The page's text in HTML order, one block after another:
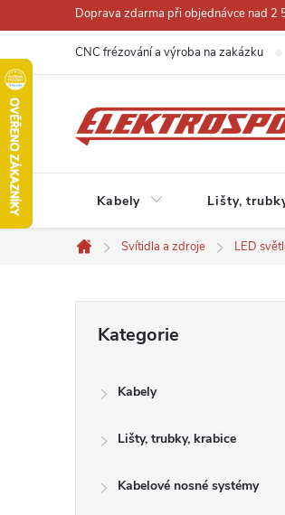
na
obsah
Doprava zdarma při objednávce nad 2
CNC frézování a výroba na zakázku
Kabely Lišty,
Domů
Svítidla a zdroje LED
kategorie
Kategorie
Kabely
Lišty, trubky, krabice
Kabelové nosné systémy